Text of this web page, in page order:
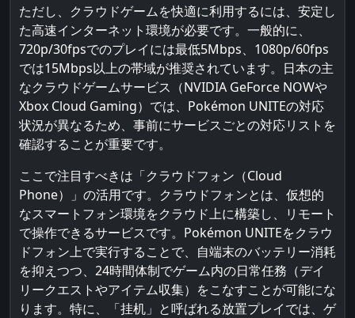
ただし、クラウドゲームを快適に利用するには、安定し
た高速インターネット環境が必要です。一般的に、
720p/30fpsでのプレイには最低5Mbps、1080p/60fps
では15Mbps以上の帯域が推奨されています。日本の主
なクラウドゲームサービス（NVIDIA GeForce NOWや
Xbox Cloud Gaming）では、Pokémon UNITEの対応
状況が異なるため、事前にサービスごとの対応リストを
確認することが重要です。
ここで注目すべきは「クラウドフォン（Cloud
Phone）」の活用です。クラウドフォンとは、仮想的
なスマートフォン環境をクラウド上に構築し、リモート
で操作できるサービスです。Pokémon UNITEをクラウ
ドフォン上で実行することで、自端末のバッテリー消耗
を抑えつつ、24時間体制でゲーム内の日常任務（デイ
リークエストやアイテム収集）をこなすことが可能にな
ります。特に、「挂机」と呼ばれる放置プレイでは、ゲ